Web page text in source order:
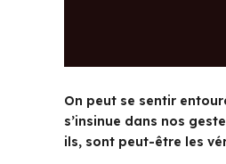
On peut se sentir
s’insinue dans nos
ils, sont peut-être les